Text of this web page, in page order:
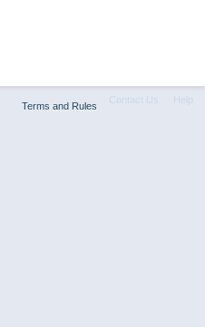
Contact Us Help
Terms and Rules